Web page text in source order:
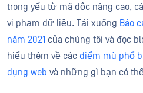
trọng yếu từ mã độc nâng cao,
vi phạm dữ liệu. Tải xuống Báo
năm 2021 của chúng tôi và đọc
hiểu thêm về các điểm mù phổ
dụng web và những gì bạn có